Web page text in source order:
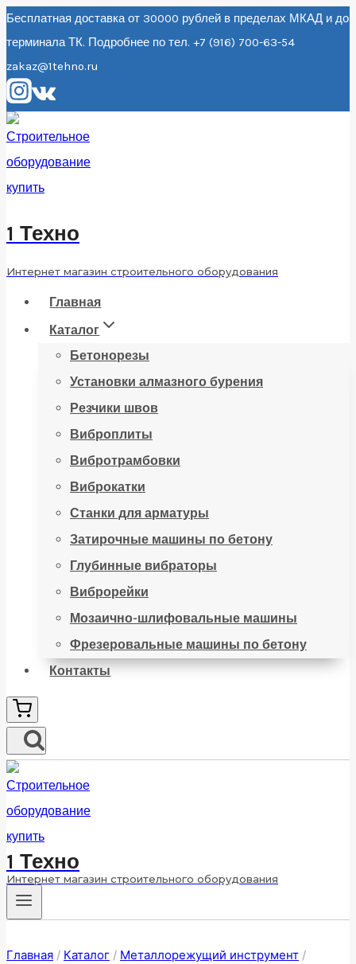
Перейти
к
содержанию
Бесплатная доставка от 30000 рублей в пределах МКАД и до
терминала ТК. Подробнее по тел. +7 (916) 700-63-54
zakaz@1tehno.ru
1 Техно
Интернет магазин строительного оборудования
Главная
Каталог
Бетонорезы
Установки алмазного бурения
Резчики швов
Виброплиты
Вибротрамбовки
Виброкатки
Станки для арматуры
Затирочные машины по бетону
Глубинные вибраторы
Виброрейки
Мозаично-шлифовальные машины
Фрезеровальные машины по бетону
Контакты
1 Техно
Интернет магазин строительного оборудования
Главная / Каталог / Металлорежущий инструмент /